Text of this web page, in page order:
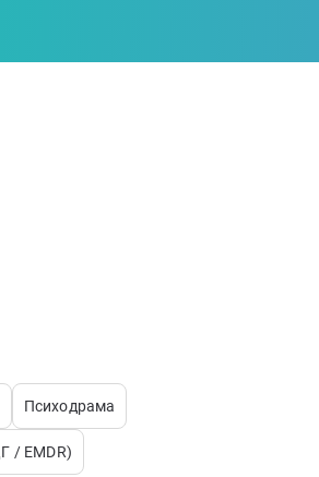
Психодрама
/ EMDR)